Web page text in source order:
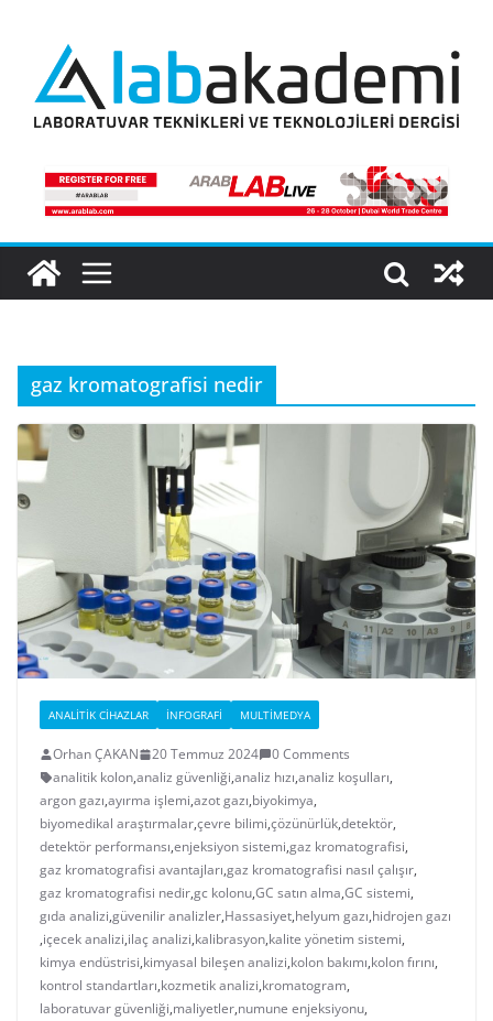
content
gaz kromatografisi nedir
ANALITIK CIHAZLAR İNFOGRAFI MULTIMEDYA
Orhan ÇAKAN 20 Temmuz 2024
0 Comments
analitik kolon,analiz güvenliği,analiz hızı,analiz koşulları,
argon gazı,ayırma işlemi,azot gazı,biyokimya,
biyomedikal araştırmalar,çevre bilimi,çözünürlük,detektör,
detektör performansı,enjeksiyon sistemi,gaz kromatografisi,
gaz kromatografisi avantajları,gaz kromatografisi nasıl çalışır,
gaz kromatografisi nedir,gc kolonu,GC satın alma,GC sistemi,
gıda analizi,güvenilir analizler,Hassasiyet,helyum gazı,hidrojen gazı
,içecek analizi,ilaç analizi,kalibrasyon,kalite yönetim sistemi,
kimya endüstrisi,kimyasal bileşen analizi,kolon bakımı,kolon fırını,
kontrol standartları,kozmetik analizi,kromatogram,
laboratuvar güvenliği,maliyetler,numune enjeksiyonu,